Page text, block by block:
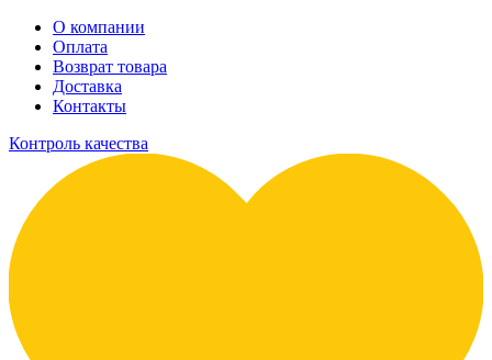
О компании
Оплата
Возврат товара
Доставка
Контакты
Контроль качества